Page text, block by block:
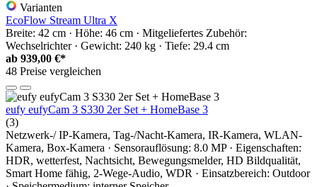
Varianten
EcoFlow Stream Ultra X
Breite: 42 cm · Höhe: 46 cm · Mitgeliefertes Zubehör:
Wechselrichter · Gewicht: 240 kg · Tiefe: 29.4 cm
ab 939,00 €*
48 Preise vergleichen
eufy eufyCam 3 S330 2er Set + HomeBase 3
(3)
Netzwerk-/ IP-Kamera, Tag-/Nacht-Kamera, IR-Kamera, WLAN-
Kamera, Box-Kamera · Sensorauflösung: 8.0 MP · Eigenschaften:
HDR, wetterfest, Nachtsicht, Bewegungsmelder, HD Bildqualität,
Smart Home fähig, 2-Wege-Audio, WDR · Einsatzbereich: Outdoor